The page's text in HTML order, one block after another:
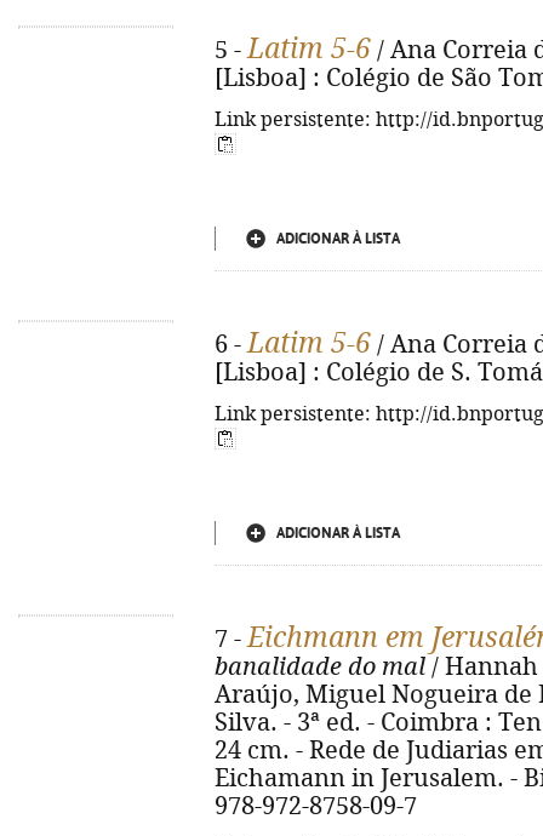
5 -Latim 5-6 / Ana Correia
[Lisboa] : Colégio de São
Link persistente: http://
ADICIONAR À LISTA
6 -Latim 5-6 / Ana Correia
[Lisboa] : Colégio de S.
Link persistente: http://
ADICIONAR À LISTA
7 -Eichmann em
banalidade do mal /
Araújo, Miguel Nogueira de
Silva. - 3ª ed. - Coimbra :
24 cm. - Rede de Judiarias
Eichamann in Jerusalem. -
978-972-8758-09-7